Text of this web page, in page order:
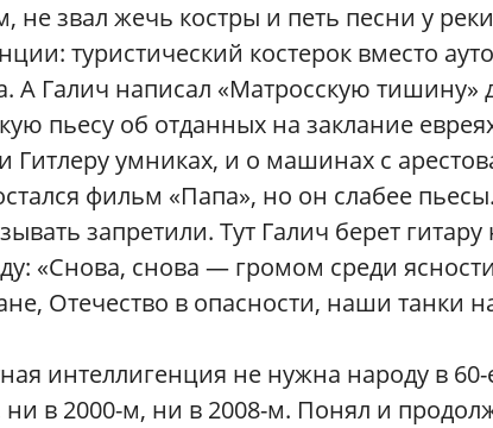
не звал жечь костры и петь песни у
туристический костерок вместо
А Галич написал «Матросскую тишину»
пьесу об отданных на заклание
Гитлеру умниках, и о машинах с
фильм «Папа», но он слабее
запретили. Тут Галич берет
«Снова, снова — громом среди
Отечество в опасности, наши танки
интеллигенция не нужна народу в
ни в 2000-м, ни в 2008-м. Понял и